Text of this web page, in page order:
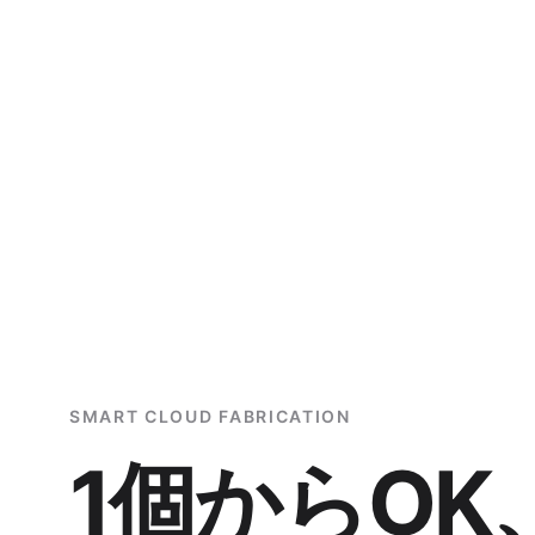
SMART CLOUD FABRICATION
1個からOK